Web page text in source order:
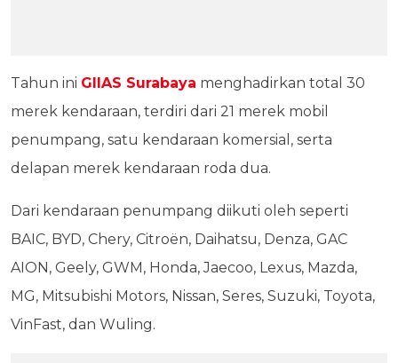
Tahun ini GIIAS Surabaya menghadirkan total 30
merek kendaraan, terdiri dari 21 merek mobil
penumpang, satu kendaraan komersial, serta
delapan merek kendaraan roda dua.
Dari kendaraan penumpang diikuti oleh seperti
BAIC, BYD, Chery, Citroën, Daihatsu, Denza, GAC
AION, Geely, GWM, Honda, Jaecoo, Lexus, Mazda,
MG, Mitsubishi Motors, Nissan, Seres, Suzuki, Toyota,
VinFast, dan Wuling.